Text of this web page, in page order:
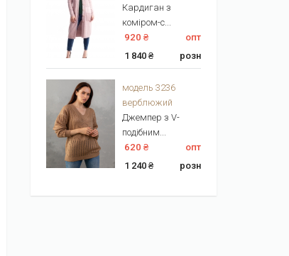
Кардиган з
коміром-с...
920 ₴
опт
1 840 ₴
розн
модель 3236
верблюжий
Джемпер з V-
подібним...
620 ₴
опт
1 240 ₴
розн